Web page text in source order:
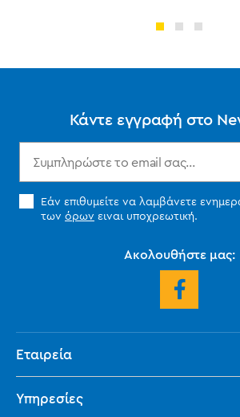
Κάντε εγγραφή στο
Εάν επιθυμείτε να λαμβάνετε
των όρων ειναι υποχρεωτική.
Ακολουθήστε μας:
Εταιρεία
Υπηρεσίες